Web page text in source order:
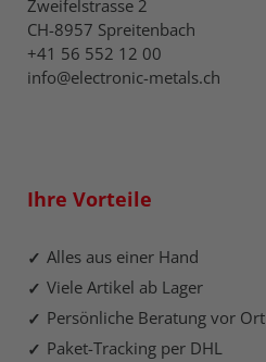
Zweifelstrasse 2
CH-8957 Spreitenbach
+41 56 552 12 00
info@electronic-metals.ch
Ihre Vorteile
Alles aus einer Hand
Viele Artikel ab Lager
Persönliche Beratung vor Ort
Paket-Tracking per DHL